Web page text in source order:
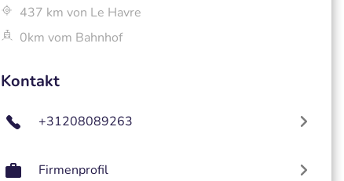
437 km von Le Havre
0km vom Bahnhof
Kontakt
+31208089263
Firmenprofil